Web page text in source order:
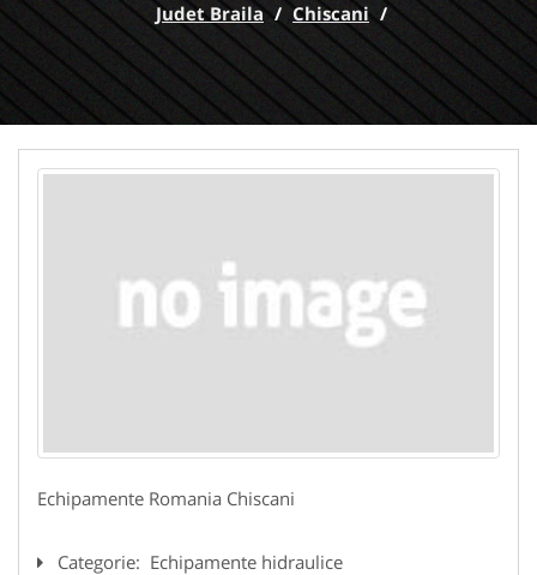
Judet Braila / Chiscani /
Echipamente Romania Chiscani
Categorie: Echipamente hidraulice